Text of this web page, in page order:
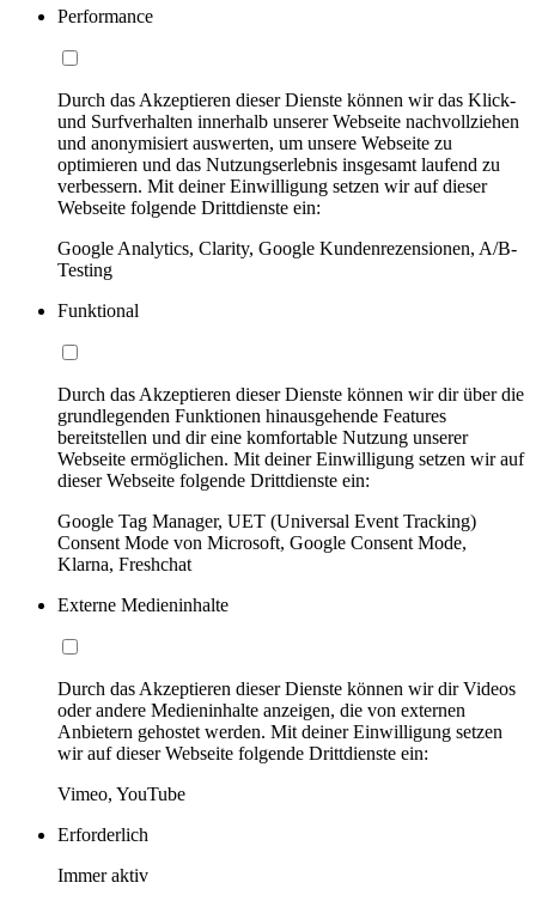
Performance
Durch das Akzeptieren dieser Dienste können wir das Klick-
und Surfverhalten innerhalb unserer Webseite nachvollziehen
und anonymisiert auswerten, um unsere Webseite zu
optimieren und das Nutzungserlebnis insgesamt laufend zu
verbessern. Mit deiner Einwilligung setzen wir auf dieser
Webseite folgende Drittdienste ein:
Google Analytics, Clarity, Google Kundenrezensionen, A/B-
Testing
Funktional
Durch das Akzeptieren dieser Dienste können wir dir über die
grundlegenden Funktionen hinausgehende Features
bereitstellen und dir eine komfortable Nutzung unserer
Webseite ermöglichen. Mit deiner Einwilligung setzen wir auf
dieser Webseite folgende Drittdienste ein:
Google Tag Manager, UET (Universal Event Tracking)
Consent Mode von Microsoft, Google Consent Mode,
Klarna, Freshchat
Externe Medieninhalte
Durch das Akzeptieren dieser Dienste können wir dir Videos
oder andere Medieninhalte anzeigen, die von externen
Anbietern gehostet werden. Mit deiner Einwilligung setzen
wir auf dieser Webseite folgende Drittdienste ein:
Vimeo, YouTube
Erforderlich
Immer aktiv